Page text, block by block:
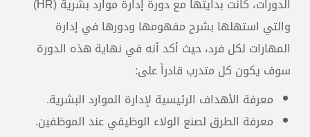
والتي استهلها بشرح مفهومها ودورها في إدارة
المهارات لكل فرد، حيث أكد أنه في نهاية هذه الدورة
سوف يكون كل متدرب قادراً على:
معرفة الأهداف الرئيسية لإدارة الموارد البشرية.
معرفة الطرق لصنع الولاء الوظيفي عند الموظفين.